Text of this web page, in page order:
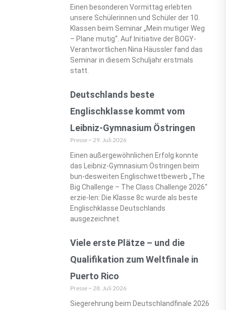
Einen besonderen Vormittag erlebten
unsere Schülerinnen und Schüler der 10.
Klassen beim Seminar „Mein mutiger Weg
– Plane mutig“. Auf Initiative der BOGY-
Verantwortlichen Nina Häussler fand das
Seminar in diesem Schuljahr erstmals
statt.
Deutschlands beste
Englischklasse kommt vom
Leibniz-Gymnasium Östringen
Presse 29. Juli 2026
Einen außergewöhnlichen Erfolg konnte
das Leibniz-Gymnasium Östringen beim
bun-desweiten Englischwettbewerb „The
Big Challenge – The Class Challenge 2026“
erzie-len: Die Klasse 8c wurde als beste
Englischklasse Deutschlands
ausgezeichnet.
Viele erste Plätze – und die
Qualifikation zum Weltfinale in
Puerto Rico
Presse 28. Juli 2026
Siegerehrung beim Deutschlandfinale 2026